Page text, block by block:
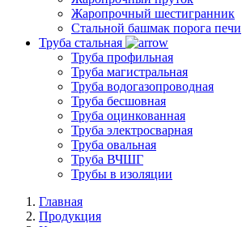
Жаропрочный шестигранник
Стальной башмак порога печи
Труба стальная
Труба профильная
Труба магистральная
Труба водогазопроводная
Труба бесшовная
Труба оцинкованная
Труба электросварная
Труба овальная
Труба ВЧШГ
Трубы в изоляции
Главная
Продукция